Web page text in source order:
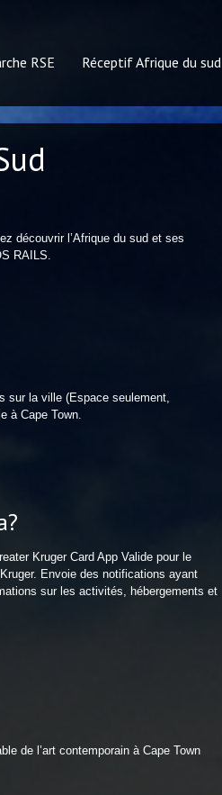
RSE Réceptif Afrique du sud
découvrir l’Afrique du sud et ses
RAILS.
sur la ville (Espace seulement,
à Cape Town.
Kruger Card App Valide pour le
Envoie des notifications ayant
sur les activités, hébergements et
de l’art contemporain à Cape Town